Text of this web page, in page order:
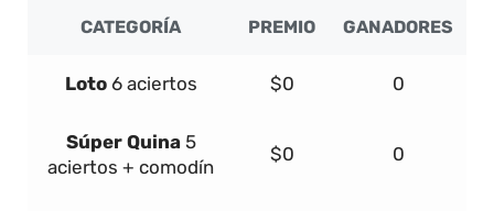
CATEGORÍA PREMIO GANADORES
Loto 6 aciertos $0 0
Súper Quina 5
aciertos + comodín
$0 0